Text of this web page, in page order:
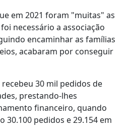
em 2021 foram "muitas" as
necessário a associação
encaminhar as famílias
acabaram por conseguir
recebeu 30 mil pedidos de
prestando-lhes
financeiro, quando
30.100 pedidos e 29.154 em